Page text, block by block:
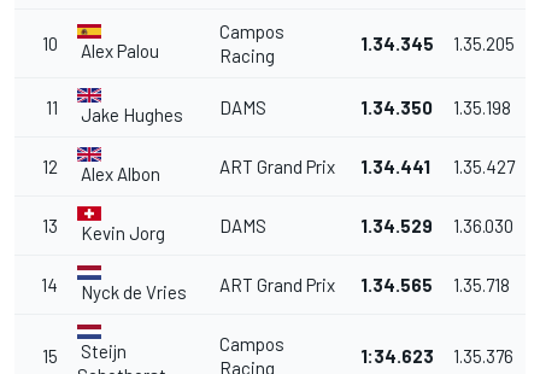
10 Alex Palou
Campos
Racing
1.34.345 1.35.205
11 Jake Hughes DAMS 1.34.350 1.35.198
12 Alex Albon ART Grand Prix 1.34.441 1.35.427
13 Kevin Jorg DAMS 1.34.529 1.36.030
14 Nyck de Vries ART Grand Prix 1.34.565 1.35.718
15
Steijn
Campos
Racing
1:34.623 1.35.376